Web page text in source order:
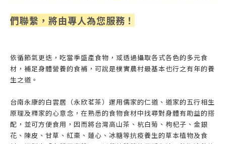
們聯繫，將由專人為您服務！
依循節氣更迭，吃當季盛產食物，或透過攝取各式各色的多元食
材，補足身體營養的食補，可說是樸實農村最基本也行之有年的養
生之道。
台南永康的白雲居（永欣茗茶）運用儒家的仁道、道家的五行相生
原理及釋家的心意念，在熟悉的食物食材中找尋對身體有助益的搭
配，並可方便食用，因而將台灣高山茶、杭白菊、枸杞子、金銀
花、陳皮、甘草、紅棗、蓮心、冰糖等抗疫養生的草本植物及食